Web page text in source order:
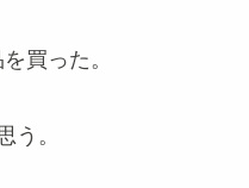
買った。
う。